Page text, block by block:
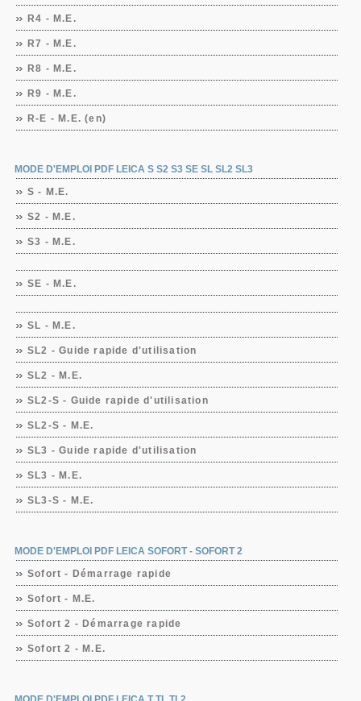
R4 - M.E.
R7 - M.E.
R8 - M.E.
R9 - M.E.
R-E - M.E. (en)
MODE D'EMPLOI PDF LEICA S S2 S3 SE SL SL2 SL3
S - M.E.
S2 - M.E.
S3 - M.E.
SE - M.E.
SL - M.E.
SL2 - Guide rapide d'utilisation
SL2 - M.E.
SL2-S - Guide rapide d'utilisation
SL2-S - M.E.
SL3 - Guide rapide d'utilisation
SL3 - M.E.
SL3-S - M.E.
MODE D'EMPLOI PDF LEICA SOFORT - SOFORT 2
Sofort - Démarrage rapide
Sofort - M.E.
Sofort 2 - Démarrage rapide
Sofort 2 - M.E.